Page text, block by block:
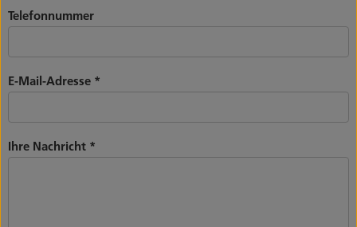
Telefonnummer
E-Mail-Adresse *
Ihre Nachricht *